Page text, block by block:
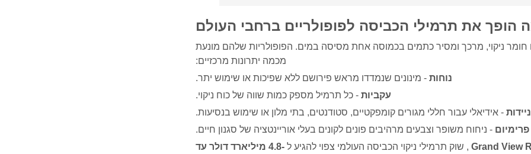
הופך את תרמילי הכביסה לפופולריים ברחבי העולם
ניקוי, מרכך ומסיר כתמים בכמוסה אחת מסיסה במים. הפופולריות שלהם מונעת
מכמה יתרונות מרכזיים:
נוחות - מינונים שנמדדו מראש פירושם ללא שפיכות או שימוש יתר.
עקביות - כל תרמיל מספק כמות שווה של כוח ניקוי.
ניידות - אידיאלי עבור חללי מגורים קומפקטיים, סטודנטים, בתי מלון או שימוש בנסיעות.
פרימיום - ניחוח משופר וצבעים מרהיבים פונים לקונים בעלי אוריינטציה של סגנון חיים.
Grand View , שוק תרמילי ניקוי הכביסה העולמי צפוי להגיע ל
-4.8 מיליארד דולר עד